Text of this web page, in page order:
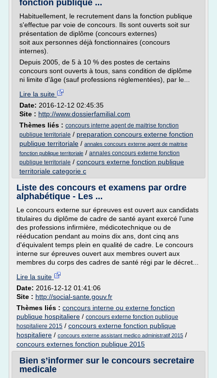
fonction publique ...
Habituellement, le recrutement dans la fonction publique
s'effectue par voie de concours. Ils sont ouverts soit sur
pré­sentation de diplôme (concours externes)
soit aux personnes déjà fonctionnaires (concours
internes).
Depuis 2005, de 5 à 10 % des postes de certains
concours sont ouverts à tous, sans condition de diplôme
ni limite d'âge (sauf professions réglementées), par le...
Lire la suite
Date: 2016-12-12 02:45:35
Site : http://www.dossierfamilial.com
Thèmes liés : concours interne agent de maitrise fonction
publique territoriale / preparation concours externe fonction
publique territoriale / annales concours externe agent de maitrise
fonction publique territoriale / annales concours externe fonction
publique territoriale / concours externe fonction publique
territoriale categorie c
Liste des concours et examens par ordre
alphabétique - Les ...
Le concours externe sur épreuves est ouvert aux candidats
titulaires du diplôme de cadre de santé ayant exercé l'une
des professions infirmière, médicotechnique ou de
rééducation pendant au moins dix ans, dont cinq ans
d'équivalent temps plein en qualité de cadre. Le concours
interne sur épreuves ouvert aux membres ouvert aux
membres du corps des cadres de santé régi par le décret...
Lire la suite
Date: 2016-12-12 01:41:06
Site : http://social-sante.gouv.fr
Thèmes liés : concours interne ou externe fonction
publique hospitaliere / concours externe fonction publique
hospitaliere 2015 / concours externe fonction publique
hospitaliere / concours externe assistant medico administratif 2015 /
concours externes fonction publique 2015
Bien s’informer sur le concours secretaire
medicale